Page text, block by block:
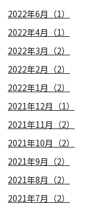
2022年6月（1）
2022年4月（1）
2022年3月（2）
2022年2月（2）
2022年1月（2）
2021年12月（1）
2021年11月（2）
2021年10月（2）
2021年9月（2）
2021年8月（2）
2021年7月（2）